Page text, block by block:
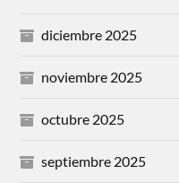
diciembre 2025
noviembre 2025
octubre 2025
septiembre 2025